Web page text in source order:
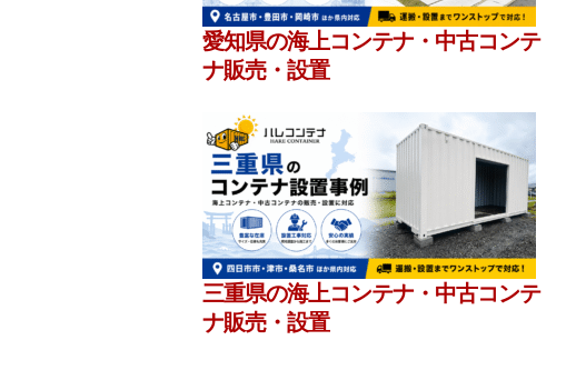
愛知県の海上コンテナ・中古コンテ
ナ販売・設置
三重県の海上コンテナ・中古コンテ
ナ販売・設置